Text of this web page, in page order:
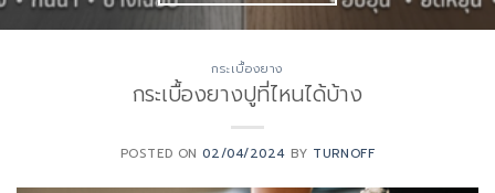
กระเบื้องยาง
กระเบื้องยางปูที่ไหนได้บ้าง
POSTED ON02/04/2024 BY TURNOFF